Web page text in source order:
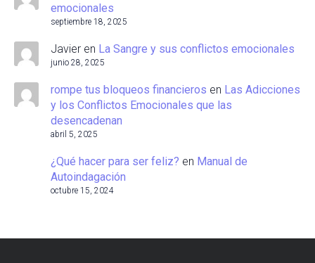
emocionales
septiembre 18, 2025
Javier en La Sangre y sus conflictos emocionales
junio 28, 2025
rompe tus bloqueos financieros en Las Adicciones
y los Conflictos Emocionales que las
desencadenan
abril 5, 2025
¿Qué hacer para ser feliz? en Manual de
Autoindagación
octubre 15, 2024